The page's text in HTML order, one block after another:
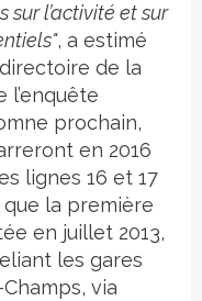
sur l’activité et sur
, a estimé
de la
l’enquête
prochain,
en 2016
lignes 16 et 17
que la première
en juillet 2013,
les gares
via